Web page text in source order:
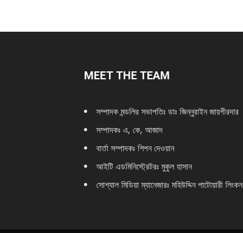
MEET THE TEAM
সম্পাদক মন্ডলির সভাপতিঃ ডাঃ জিন্নুরাইন জায়গীরদার
সম্পাদকঃ এ, কে, আজাদ
বার্তা সম্পাদকঃ শিপন দেওয়ান
আইটি এডমিনিস্ট্রেটরঃ মুকুল হাসান
সোশ্যাল মিডিয়া ম্যানেজারঃ মহিউদ্দিন পাটোয়ারী লিংকন